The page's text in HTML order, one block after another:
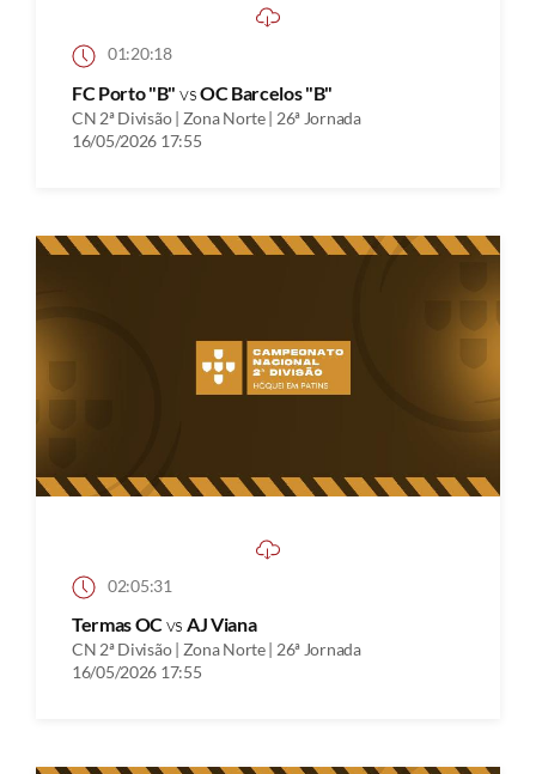
01:20:18
FC Porto "B" vsOC Barcelos "B"
CN 2ª Divisão | Zona Norte | 26ª Jornada
16/05/2026 17:55
02:05:31
Termas OCvs AJ Viana
CN 2ª Divisão | Zona Norte | 26ª Jornada
16/05/2026 17:55